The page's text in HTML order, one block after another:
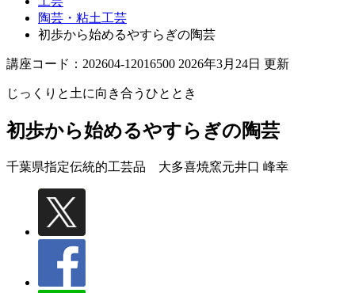
陶芸・粘土工芸
初歩から始めるやすらぎの陶芸
講座コード：202604-12016500 2026年3月24日 更新
じっくりと土に向き合うひととき
初歩から始めるやすらぎの陶芸
千葉県指定伝統的工芸品 大多喜焼窯元井口 峰幸